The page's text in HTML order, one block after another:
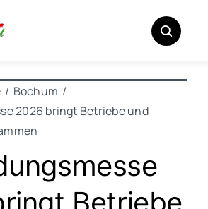
Bochum
2026 bringt Betriebe und